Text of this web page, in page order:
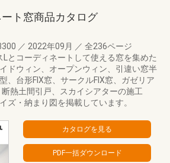
ト窓商品カタログ
／ 2022年09月 ／ 全236ページ
Lとコーディネートして使える窓を集めた
ドウィン、オープンウィン、引違い窓半
、台形FIX窓、サークルFIX窓、ガゼリア
熱土間引戸、スカイシアターの施工
ズ・納まり図を掲載しています。